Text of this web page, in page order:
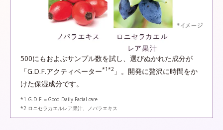
500にもおよぶサンプル数を試し、選びぬかれた成分が
「G.D.F.アクティベーター*1*2 」。開発に贅沢に時間をか
けた保湿成分です。
*1 G.D.F.＝Good Daily Facial care
*2 ロニセラカエルレア果汁、ノバラエキス